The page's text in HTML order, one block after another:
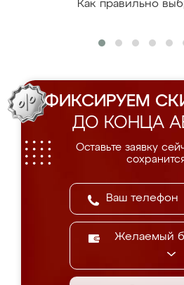
Как правильно
ФИКСИРУЕМ
ДО КОНЦА
Оставьте заявку
Желаемый